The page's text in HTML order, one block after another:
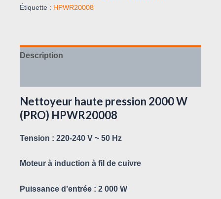
Étiquette : HPWR20008
Description
Nettoyeur haute pression 2000 W
(PRO) HPWR20008
Tension : 220-240 V ~ 50 Hz
Moteur à induction à fil de cuivre
Puissance d’entrée : 2 000 W